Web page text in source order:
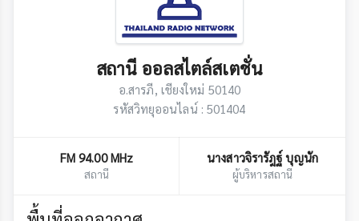
สถานี ออลสไตล์สเตชั่น
อ.สารภี, เชียงใหม่ 50140
รหัสวิทยุออนไลน์ : 501404
FM 94.00 MHz
สถานี
นางสาวจิรารัฎฐ์ บุญนัก
ผู้บริหารสถานี